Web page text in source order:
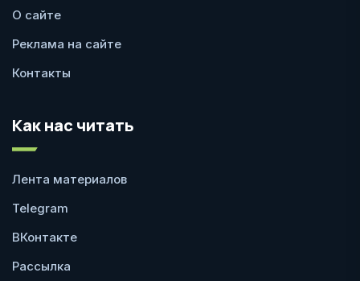
О сайте
Реклама на сайте
Контакты
Как нас читать
Лента материалов
Telegram
ВКонтакте
Рассылка